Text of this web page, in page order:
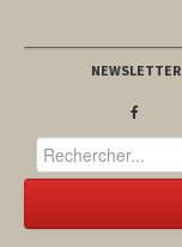
NEWSLETTER